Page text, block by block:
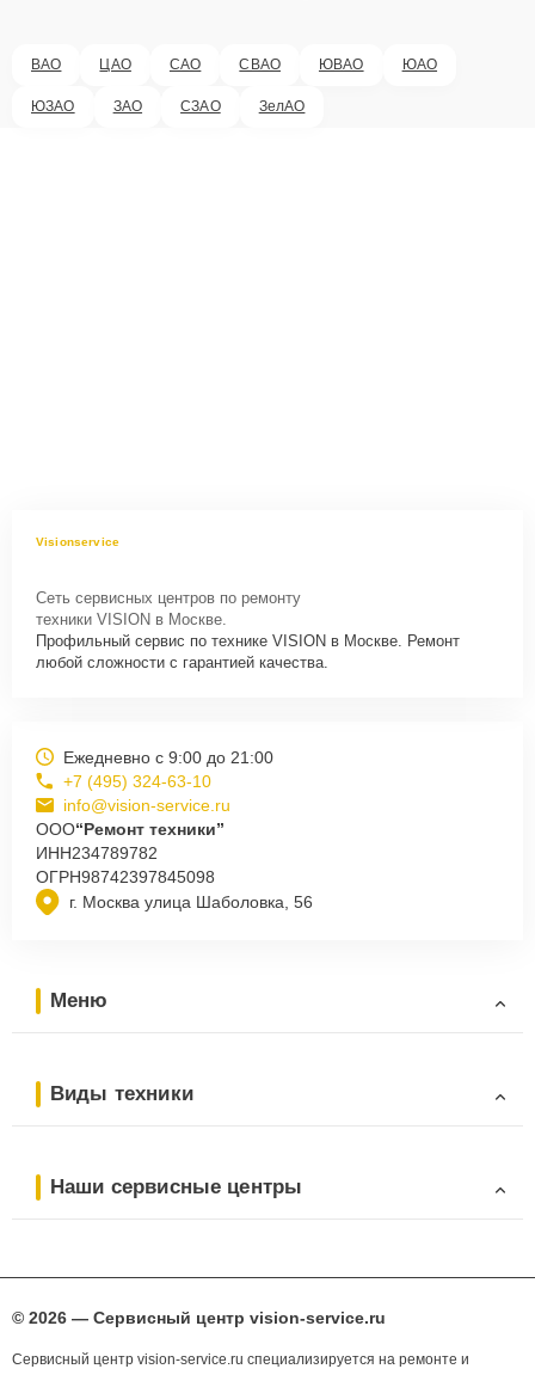
ВАО ЦАО САО СВАО ЮВАО ЮАО
ЮЗАО ЗАО СЗАО ЗелАО
Visionservice
Сеть сервисных центров по ремонту
техники VISION в Москве.
Профильный сервис по технике VISION в Москве. Ремонт
любой сложности с гарантией качества.
г. Москва улица Шаболовка, 56
Ежедневно с 9:00 до 21:00
+7 (495) 324-63-10
info@vision-service.ru
ООО“Ремонт техники”
ИНН234789782
ОГРН98742397845098
Меню
Виды техники
Наши сервисные центры
© 2026 — Сервисный центр vision-service.ru
Сервисный центр vision-service.ru специализируется на ремонте и